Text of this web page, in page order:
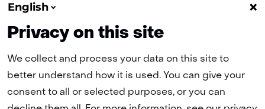
Nieuws
(naar homepage)
English
Privacy on this site
We collect and process your data on this site to
better understand how it is used. You can give your
consent to all or selected purposes, or you can